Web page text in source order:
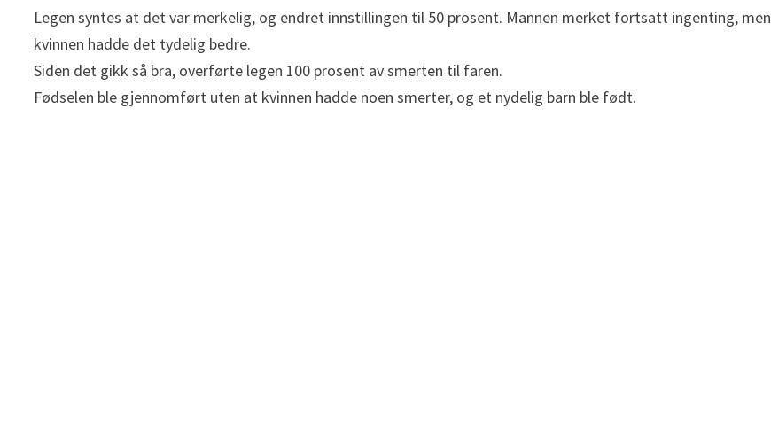
Legen syntes at det var merkelig, og endret innstillingen til 50 prosent. Mannen merket fortsatt ingenting, men
kvinnen hadde det tydelig bedre.
Siden det gikk så bra, overførte legen 100 prosent av smerten til faren.
Fødselen ble gjennomført uten at kvinnen hadde noen smerter, og et nydelig barn ble født.